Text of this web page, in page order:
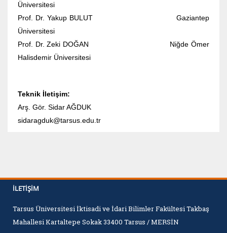
Üniversitesi
Prof. Dr. Yakup BULUT Gaziantep
Üniversitesi
Prof. Dr. Zeki DOĞAN Niğde Ömer
Halisdemir Üniversitesi
Teknik İletişim:
Arş. Gör. Sidar AĞDUK
sidaragduk@tarsus.edu.tr
İLETIŞIM
Tarsus Üniversitesi İktisadi ve İdari Bilimler Fakültesi Takbaş
Mahallesi Kartaltepe Sokak 33400 Tarsus / MERSİN